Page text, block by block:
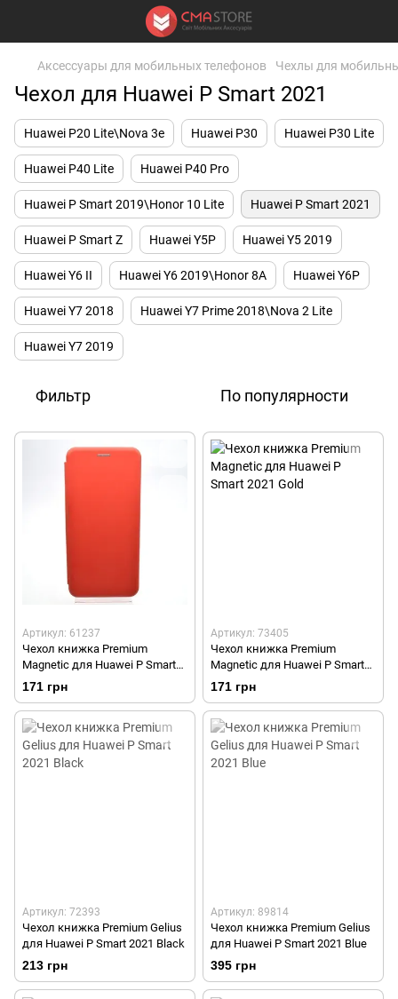
Аксессуары для мобильных телефонов Чехлы для
Чехол для Huawei P Smart 2021
Huawei P20 Lite\Nova 3e Huawei P30 Huawei P30 Lite
Huawei P40 Lite Huawei P40 Pro
Huawei P Smart 2019\Honor 10 Lite Huawei P Smart 2021
Huawei P Smart Z Huawei Y5P Huawei Y5 2019
Huawei Y6 II Huawei Y6 2019\Honor 8A Huawei Y6P
Huawei Y7 2018 Huawei Y7 Prime 2018\Nova 2 Lite
Huawei Y7 2019
Фильтр По популярности
Артикул: 61237
Чехол книжка Premium
Magnetic для Huawei P Smart
2021 Red
171 грн
Артикул: 73405
Чехол книжка Premium
Magnetic для Huawei P Smart
2021 Gold
171 грн
Артикул: 72393
Чехол книжка Premium Gelius
для Huawei P Smart 2021 Black
213 грн
Артикул: 89814
Чехол книжка Premium Gelius
для Huawei P Smart 2021 Blue
395 грн